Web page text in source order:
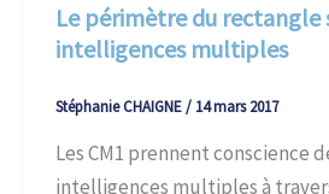
Le périmètre du rectangle
intelligences multiples
Stéphanie CHAIGNE/ 14 mars 2017
Les CM1 prennent conscience
intelligences multiples à